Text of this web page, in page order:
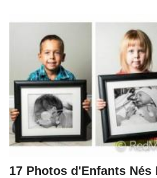
17 Photos d'Enfants Nés